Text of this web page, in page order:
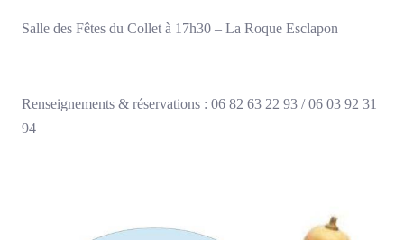
Salle des Fêtes du Collet à 17h30 – La Roque Esclapon
Renseignements & réservations : 06 82 63 22 93 / 06 03 92 31
94